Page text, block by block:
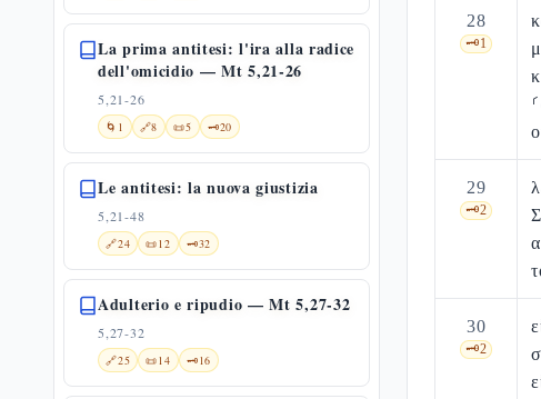
La prima antitesi: l'ira alla radice
dell'omicidio — Mt 5,21-26
5,21-26
🌀 1 🔗8 📜5 🗝️20
Le antitesi: la nuova giustizia
5,21-48
🔗24 📜12 🗝️32
Adulterio e ripudio — Mt 5,27-32
5,27-32
🔗25 📜14 🗝️16
28
🗝️1
29
🗝️2
30
🗝️2